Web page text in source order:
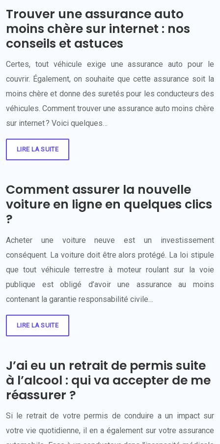
Trouver une assurance auto
moins chère sur internet : nos
conseils et astuces
Certes, tout véhicule exige une assurance auto pour le
couvrir. Également, on souhaite que cette assurance soit la
moins chère et donne des suretés pour les conducteurs des
véhicules. Comment trouver une assurance auto moins chère
sur internet ? Voici quelques…
LIRE LA SUITE
Comment assurer la nouvelle
voiture en ligne en quelques clics
?
Acheter une voiture neuve est un investissement
conséquent. La voiture doit être alors protégé. La loi stipule
que tout véhicule terrestre à moteur roulant sur la voie
publique est obligé d’avoir une assurance au moins
contenant la garantie responsabilité civile…
LIRE LA SUITE
J’ai eu un retrait de permis suite
à l’alcool : qui va accepter de me
réassurer ?
Si le retrait de votre permis de conduire a un impact sur
votre vie quotidienne, il en a également sur votre assurance